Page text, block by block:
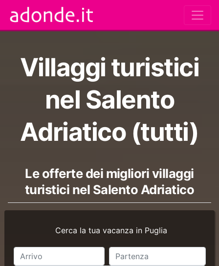
Villaggi turistici
nel Salento
Adriatico (tutti)
Le offerte dei migliori villaggi
turistici nel Salento Adriatico
Cerca la tua vacanza in Puglia